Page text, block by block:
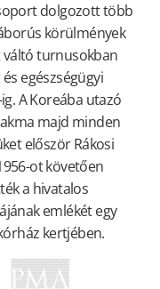
dolgozott több
körülmények
váltó turnusokban
egészségügyi
A Koreába utazó
majd minden
először Rákosi
ot követően
a hivatalos
emlékét egy
kertjében.